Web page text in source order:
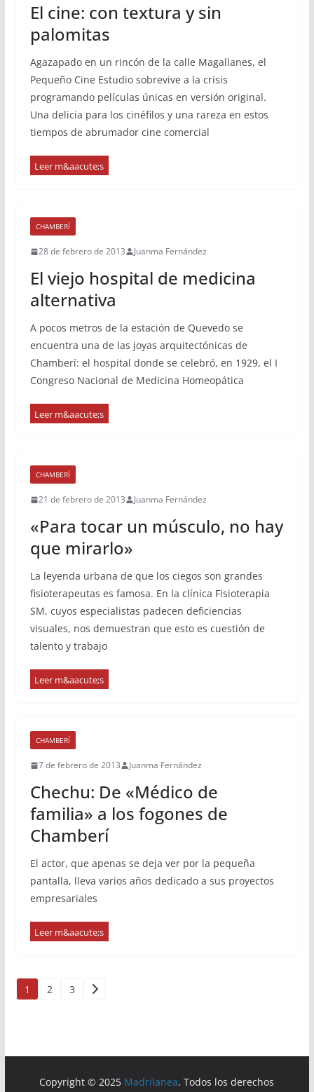
El cine: con textura y sin
palomitas
Agazapado en un rincón de la calle Magallanes, el
Pequeño Cine Estudio sobrevive a la crisis
programando películas únicas en versión original.
Una delicia para los cinéfilos y una rareza en estos
tiempos de abrumador cine comercial
CHAMBERÍ
28 de febrero de 2013 Juanma Fernández
El viejo hospital de medicina
alternativa
A pocos metros de la estación de Quevedo se
encuentra una de las joyas arquitectónicas de
Chamberí: el hospital donde se celebró, en 1929, el I
Congreso Nacional de Medicina Homeopática
CHAMBERÍ
21 de febrero de 2013 Juanma Fernández
«Para tocar un músculo, no hay
que mirarlo»
La leyenda urbana de que los ciegos son grandes
fisioterapeutas es famosa. En la clínica Fisioterapia
SM, cuyos especialistas padecen deficiencias
visuales, nos demuestran que esto es cuestión de
talento y trabajo
CHAMBERÍ
7 de febrero de 2013 Juanma Fernández
Chechu: De «Médico de
familia» a los fogones de
Chamberí
El actor, que apenas se deja ver por la pequeña
pantalla, lleva varios años dedicado a sus proyectos
empresariales
Paginación
entradas
1 2 3
Copyright © 2025 Madrilanea. Todos los derechos